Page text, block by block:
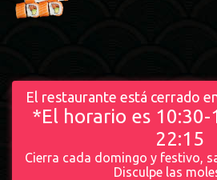
El restaurante está cerrado
*El horario es
22:15
Cierra cada domingo y festivo,
Disculpe las